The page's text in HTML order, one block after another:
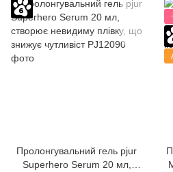
Пролонгувальний гель pjur
Superhero Serum 20 мл,